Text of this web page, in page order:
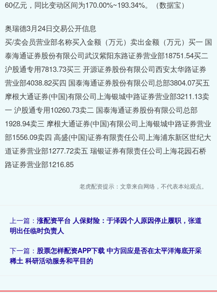
60亿元，同比变动区间为170.00%~193.34%。（数据宝）
奥瑞德3月24日交易公开信息
买/卖会员营业部名称买入金额（万元）卖出金额（万元）买一 国
泰海通证券股份有限公司武汉紫阳东路证券营业部18751.54买二
沪股通专用7813.73买三 开源证券股份有限公司西安太华路证券
营业部4038.82买四 国泰海通证券股份有限公司总部3804.07买五
摩根大通证券(中国)有限公司上海银城中路证券营业部3211.13卖
一 沪股通专用10260.73卖二 国泰海通证券股份有限公司总部
1928.94卖三 摩根大通证券(中国)有限公司上海银城中路证券营业
部1556.09卖四 高盛(中国)证券有限责任公司上海浦东新区世纪大
道证券营业部1277.72卖五 瑞银证券有限责任公司上海花园石桥
路证券营业部1216.85
老虎配资提示：文章来自网络，不代表本站观点。
上一篇： 涨配资平台 人保财险：于泽因个人原因停止履职，张道
明出任临时负责人
下一篇： 股票怎样配资APP下载 中方回应是否在太平洋海底开采
稀土 科研活动服务和平目的